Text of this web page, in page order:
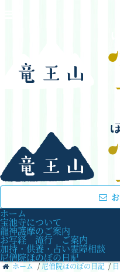
ホーム
宝池寺について
龍神護摩のご案内
お写経 滝行 ご案内
加持・供養・占い霊障相談
尼僧院ほのぼの日記
ホーム / 尼僧院ほのぼの日記 /